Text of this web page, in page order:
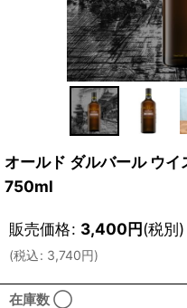
オールド ダルバール ウ
750ml
販売価格: 3,400円(税別)
(税込: 3,740円)
在庫数 ◯